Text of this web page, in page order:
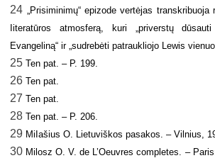
24 „Prisiminimų“ epizode vertėjas
Iiteratūros atmosferą, kuri „priverstų
Evangeliną“ ir „sudrebėti patraukliojo Lewis
25 Ten pat. – P. 199.
26 Ten pat.
27 Ten pat.
28 Ten pat. – P. 206.
29 MiIašius O. Lietuviškos pasakos. – Vilnius,
30 Milosz O. V. de L’Oeuvres completes. –